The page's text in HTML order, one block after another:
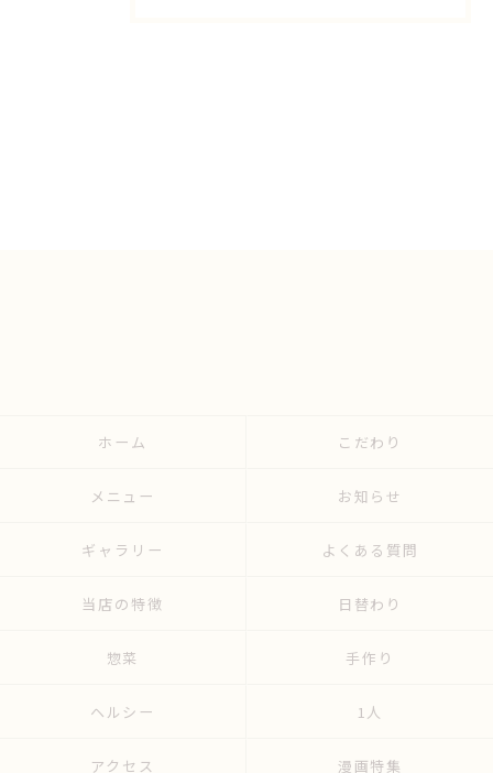
ホーム こだわり
メニュー お知らせ
ギャラリー よくある質問
当店の特徴 日替わり
惣菜 手作り
ヘルシー 1人
アクセス 漫画特集